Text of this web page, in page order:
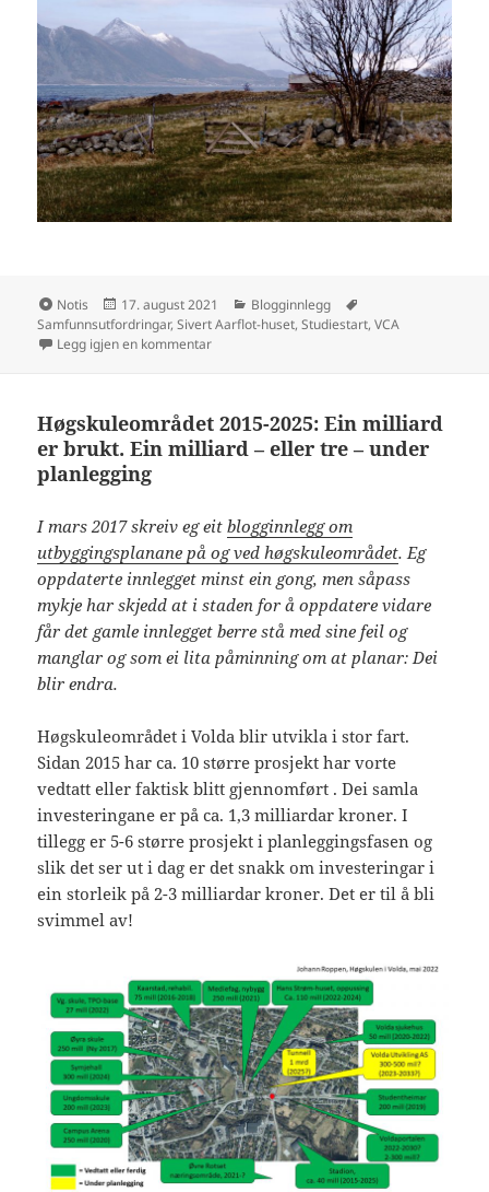
Format
Notis Publisert
17. august 2021 Kategorier
Blogginnlegg
Samfunnsutfordringar,Sivert Aarflot-huset,Studiestart,VCA
Legg igjen en kommentartil Helsingar til nye studentar, studieåret
Høgskuleområdet 2015-2025: Ein milliard
er brukt. Ein milliard – eller tre – under
planlegging
I mars 2017 skreiv eg eitblogginnlegg om
utbyggingsplanane på og ved høgskuleområdet. Eg
oppdaterte innlegget minst ein gong, men såpass
mykje har skjedd at i staden for å oppdatere vidare
får det gamle innlegget berre stå med sine feil og
manglar og som ei lita påminning om at planar: Dei
blir endra.
Høgskuleområdet i Volda blir utvikla i stor fart.
Sidan 2015 har ca. 10 større prosjekt har vorte
vedtatt eller faktisk blitt gjennomført . Dei samla
investeringane er på ca. 1,3 milliardar kroner. I
tillegg er 5-6 større prosjekt i planleggingsfasen og
slik det ser ut i dag er det snakk om investeringar i
ein storleik på 2-3 milliardar kroner. Det er til å bli
svimmel av!